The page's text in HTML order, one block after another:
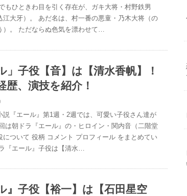
もひときわ目を引く存在が、ガキ大将・村野鉄男
江大牙）。 あだ名は、村一番の悪童・乃木大将（の
）。 ただならぬ色気を漂わせて…
」子役【音】は【清水香帆】！
歴、演技を紹介！
説『エール』第1週・2週では、可愛い子役さん達が
は朝ドラ『エール』の・ヒロイン・関内音（二階堂
について 役柄 コメント プロフィール をまとめてい
『エール』子役は【清水…
』子役【裕一】は【石田星空